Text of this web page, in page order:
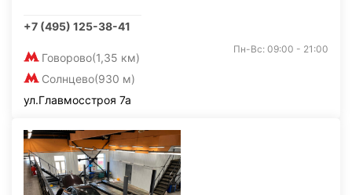
+7 (495) 125-38-41
Говорово(1,35 км)
Солнцево(930 м)
Пн-Вс: 09:00 - 21:00
ул.Главмосстроя 7а